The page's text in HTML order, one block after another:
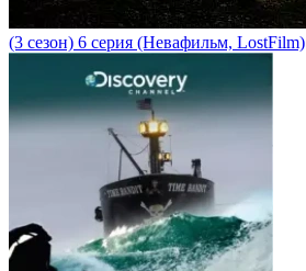
(3 сезон) 6 серия (Невафильм, LostFilm)